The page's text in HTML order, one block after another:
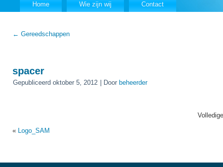
Home Wie zijn wij Contact
← Gereedschappen
spacer
Gepubliceerd oktober 5, 2012 Door beheerder
« Logo_SAM